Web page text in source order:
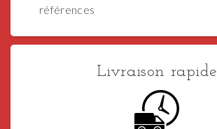
références
Livraison rapide